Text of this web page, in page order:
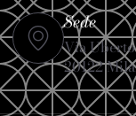
Sede
Via
20122